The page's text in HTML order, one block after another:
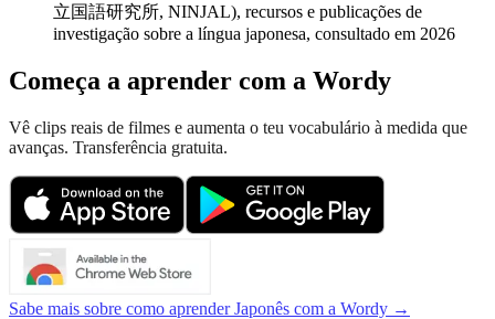
立国語研究所, NINJAL), recursos e publicações de
investigação sobre a língua japonesa, consultado em 2026
Começa a aprender com a Wordy
Vê clips reais de filmes e aumenta o teu vocabulário à medida que
avanças. Transferência gratuita.
Sabe mais sobre como aprender Japonês com a Wordy →